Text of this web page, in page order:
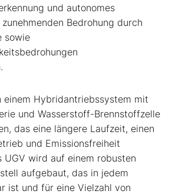
und autonomes
Bedrohung durch
sowie
einem Hybridantriebssystem mit
und Wasserstoff-Brennstoffzelle
das eine längere Laufzeit, einen
und Emissionsfreiheit
UGV wird auf einem robusten
aufgebaut, das in jedem
ist und für eine Vielzahl von